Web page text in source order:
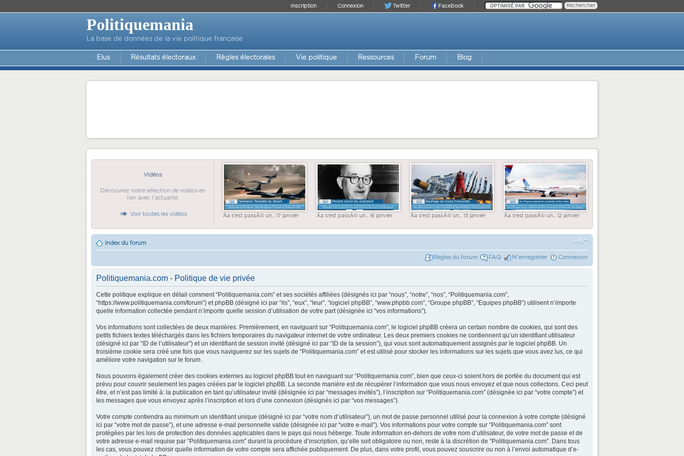
Facebook
Twitter
Connexion
Inscription
Politiquemania
La base de données de la vie politique française
Elus Résultats électoraux Règles électorales Vie politique Ressources Forum Blog
Vidéos
Découvrez notre sélection de vidéos en
lien avec l'actualité.
Voir toutes les vidéos Ãa s'est passÃ© un... 17 janvier Ãa s'est passÃ© un... 16 janvier Ãa s'est passÃ© un... 13 janvier Ãa s'est passÃ© un... 12 janvier
Index du forum
Règles du forum FAQ M’enregistrer Connexion
Politiquemania.com - Politique de vie privée
Cette politique explique en détail comment “Politiquemania.com” et ses sociétés affiliées (désignés ici par “nous”, “notre”, “nos”, “Politiquemania.com”,
“https://www.politiquemania.com/forum”) et phpBB (désigné ici par “ils”, “eux”, “leur”, “logiciel phpBB”, “www.phpbb.com”, “Groupe phpBB”, “Equipes phpBB”) utilisent n’importe
quelle information collectée pendant n’importe quelle session d’utilisation de votre part (désignée ici “vos informations”).
Vos informations sont collectées de deux manières. Premièrement, en naviguant sur “Politiquemania.com”, le logiciel phpBB créera un certain nombre de cookies, qui sont des
petits fichiers textes téléchargés dans les fichiers temporaires du navigateur internet de votre ordinateur. Les deux premiers cookies ne contiennent qu’un identifiant utilisateur
(désigné ici par “ID de l’utilisateur”) et un identifiant de session invité (désigné ici par “ID de la session”), qui vous sont automatiquement assignés par le logiciel phpBB. Un
troisième cookie sera créé une fois que vous naviguerez sur les sujets de “Politiquemania.com” et est utilisé pour stocker les informations sur les sujets que vous avez lus, ce qui
améliore votre navigation sur le forum .
Nous pouvons également créer des cookies externes au logiciel phpBB tout en naviguant sur “Politiquemania.com”, bien que ceux-ci soient hors de portée du document qui est
prévu pour couvrir seulement les pages créées par le logiciel phpBB. La seconde manière est de récupérer l’information que vous nous envoyez et que nous collectons. Ceci peut
être, et n’est pas limité à: la publication en tant qu’utilisateur invité (désignée ici par “messages invités”), l’inscription sur “Politiquemania.com” (désignée ici par “votre compte”) et
les messages que vous envoyez après l’inscription et lors d’une connexion (désignés ici par “vos messages”).
Votre compte contiendra au minimum un identifiant unique (désigné ici par “votre nom d’utilisateur”), un mot de passe personnel utilisé pour la connexion à votre compte (désigné
ici par “votre mot de passe”), et une adresse e-mail personnelle valide (désignée ici par “votre e-mail”). Vos informations pour votre compte sur “Politiquemania.com” sont
protégées par les lois de protection des données applicables dans le pays qui nous héberge. Toute information en-dehors de votre nom d’utilisateur, de votre mot de passe et de
votre adresse e-mail requise par “Politiquemania.com” durant la procédure d’inscription, qu’elle soit obligatoire ou non, reste à la discrétion de “Politiquemania.com”. Dans tous
les cas, vous pouvez choisir quelle information de votre compte sera affichée publiquement. De plus, dans votre profil, vous pouvez souscrire ou non à l’envoi automatique d’e-